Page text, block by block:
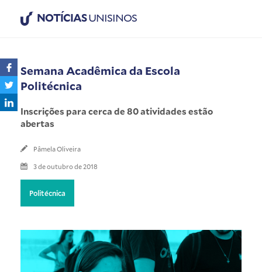
NOTÍCIASUNISINOS
Semana Acadêmica da Escola
Politécnica
Inscrições para cerca de 80 atividades estão
abertas
Pâmela Oliveira
3 de outubro de 2018
Politécnica